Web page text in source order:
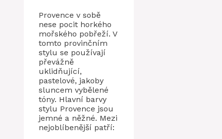
Provence v sobě
nese pocit horkého
mořského pobřeží. V
tomto provinčním
stylu se používají
převážně
uklidňující,
pastelové, jakoby
sluncem vybělené
tóny. Hlavní barvy
stylu Provence jsou
jemné a něžné. Mezi
nejoblíbenější patří: